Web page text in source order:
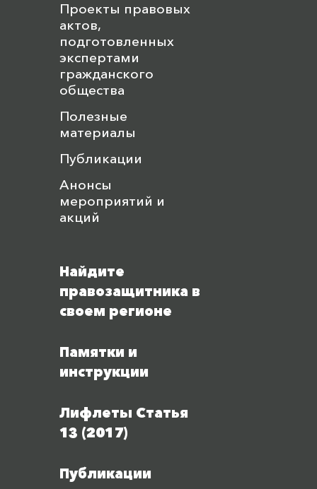
Проекты правовых
актов,
подготовленных
экспертами
гражданского
общества
Полезные
материалы
Публикации
Анонсы
мероприятий и
акций
Найдите
правозащитника в
своем регионе
Памятки и
инструкции
Лифлеты Статья
13 (2017)
Публикации